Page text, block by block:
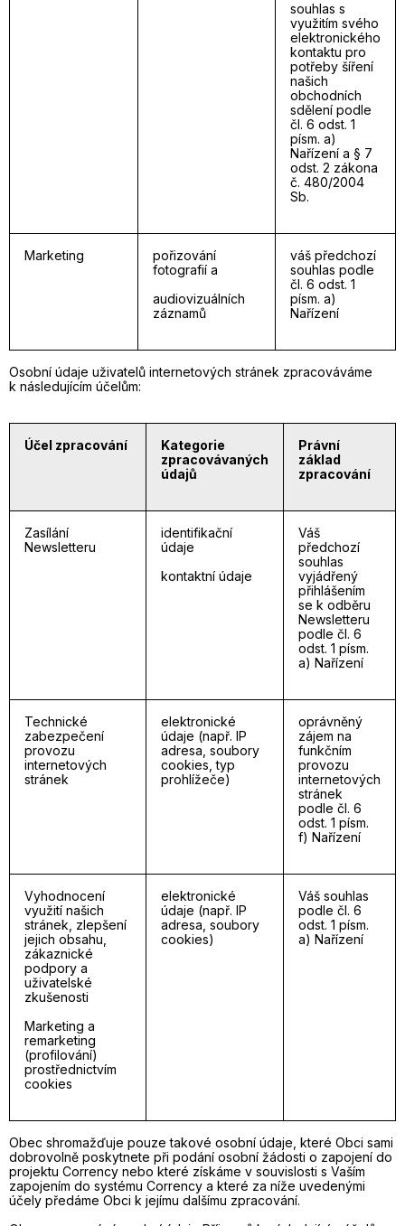
souhlas s
využitím svého
elektronického
kontaktu pro
potřeby šíření
našich
obchodních
sdělení podle
čl. 6 odst. 1
písm. a)
Nařízení a § 7
odst. 2 zákona
č. 480/2004
Sb.
Marketing
pořizování
fotografií a
audiovizuálních
záznamů
váš předchozí
souhlas podle
čl. 6 odst. 1
písm. a)
Nařízení
Osobní údaje uživatelů internetových stránek zpracováváme
k následujícím účelům:
Účel zpracování
Kategorie
zpracovávaných
údajů
Právní
základ
zpracování
Zasílání
Newsletteru
identifikační
údaje
kontaktní údaje
Váš
předchozí
souhlas
vyjádřený
přihlášením
se k odběru
Newsletteru
podle čl. 6
odst. 1 písm.
a) Nařízení
Technické
zabezpečení
provozu
internetových
stránek
elektronické
údaje (např. IP
adresa, soubory
cookies, typ
prohlížeče)
oprávněný
zájem na
funkčním
provozu
internetových
stránek
podle čl. 6
odst. 1 písm.
f) Nařízení
Vyhodnocení
využití našich
stránek, zlepšení
jejich obsahu,
zákaznické
podpory a
uživatelské
zkušenosti
Marketing a
remarketing
(profilování)
prostřednictvím
cookies
elektronické
údaje (např. IP
adresa, soubory
cookies)
Váš souhlas
podle čl. 6
odst. 1 písm.
a) Nařízení
Obec shromažďuje pouze takové osobní údaje, které Obci sami
dobrovolně poskytnete při podání osobní žádosti o zapojení do
projektu Corrency nebo které získáme v souvislosti s Vaším
zapojením do systému Corrency a které za níže uvedenými
účely předáme Obci k jejímu dalšímu zpracování.